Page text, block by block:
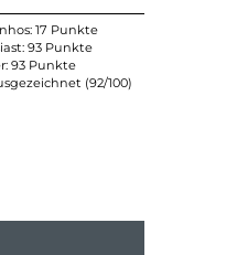
17 Punkte
93 Punkte
93 Punkte
(92/100)